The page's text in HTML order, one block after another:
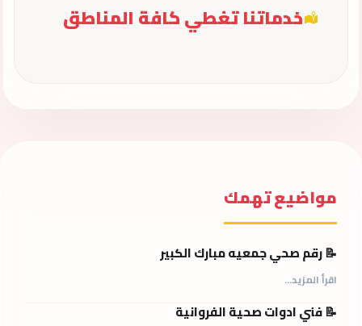
خدماتنا تغطي كافة المناطق
مواضيع تهمك
📝 رقم صحي جمعيه مبارك الكبير
اقرأ المزيد...
📝 فني ادوات صحية الفروانية